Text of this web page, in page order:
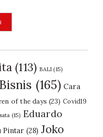
(113) BALI (15)
Bisnis (165) Cara
of the days (23) Covid19
(15) Eduardo
Pintar (28) Joko